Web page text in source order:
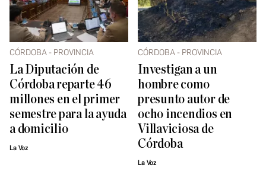
CÓRDOBA - PROVINCIA
La Diputación de
Córdoba reparte 46
millones en el primer
semestre para la ayuda
a domicilio
La Voz
CÓRDOBA - PROVINCIA
Investigan a un
hombre como
presunto autor de
ocho incendios en
Villaviciosa de
Córdoba
La Voz